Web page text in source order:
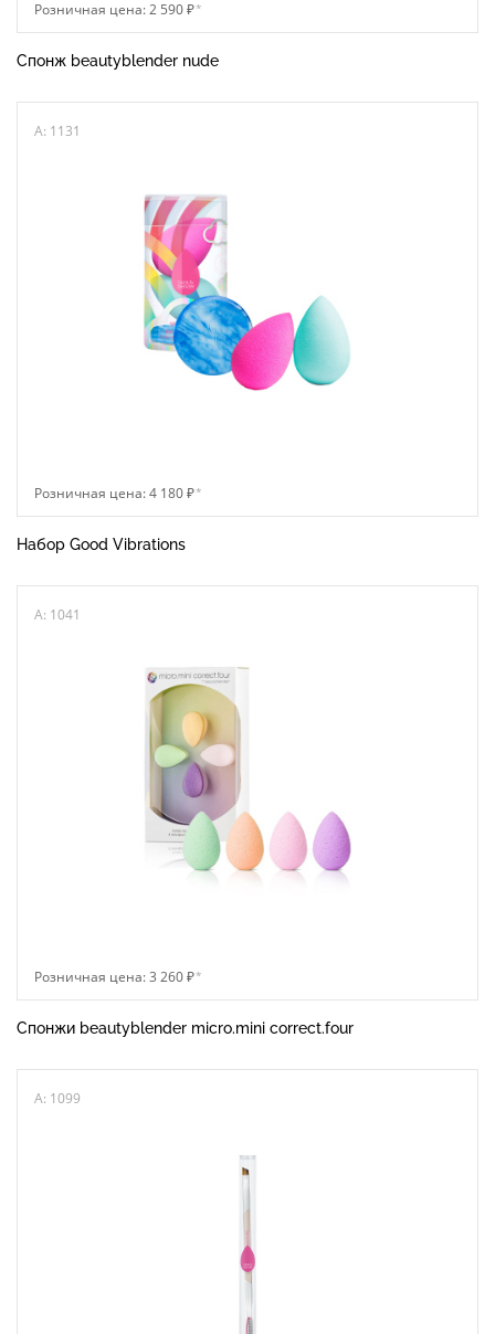
Розничная цена: 2 590 ₽*
Спонж beautyblender nude
A: 1131
Розничная цена: 4 180 ₽*
Набор Good Vibrations
A: 1041
Розничная цена: 3 260 ₽*
Спонжи beautyblender micro.mini correct.four
A: 1099